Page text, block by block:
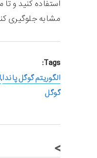
استفاده کنید و تا
مشابه جلوگیری
Tags:
الگوریتم گوگل پاندا,
گوگل
>